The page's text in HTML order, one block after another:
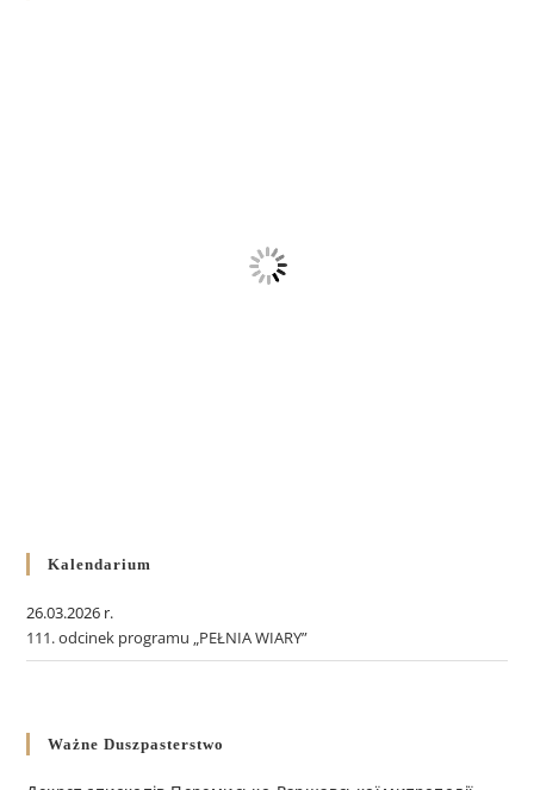
Kalendarium
26.03.2026 r.
111. odcinek programu „PEŁNIA WIARY”
Ważne Duszpasterstwo